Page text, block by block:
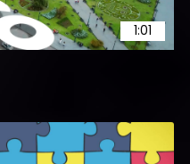
1:01